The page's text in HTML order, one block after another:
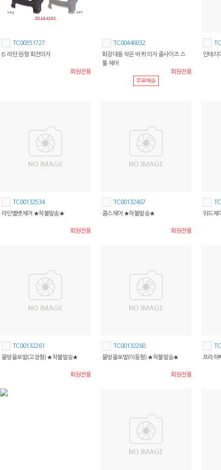
TC00351727
IS 라탄 원형 회전의자
회원전용
TC00446032
화장대용 작은 바퀴 의자 중사이즈 스
툴 체어
회원전용
무료배송
인테리
TC00132534
라인벨벳체어 ★착불발송★
회원전용
TC00132467
쿰스체어 ★착불발송★
회원전용
위드체
TC00132261
물방울오발(고정형) ★착불발송★
회원전용
TC00132260
물방울오발(이동형) ★착불발송★
회원전용
프라하